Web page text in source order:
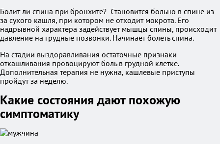
Болит ли спина при бронхите? Становится больно в спине из-
за сухого кашля, при котором не отходит мокрота. Его
надрывной характера задействует мышцы спины, происходит
давление на грудные позвонки. Начинает болеть спина.
На стадии выздоравливания остаточные признаки
откашливания провоцируют боль в грудной клетке.
Дополнительная терапия не нужна, кашлевые приступы
пройдут за неделю.
Какие состояния дают похожую
симптоматику